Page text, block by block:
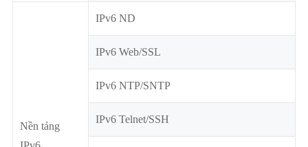
Nền tảng
IPv6 ND
IPv6 Web/SSL
IPv6 NTP/SNTP
IPv6 Telnet/SSH